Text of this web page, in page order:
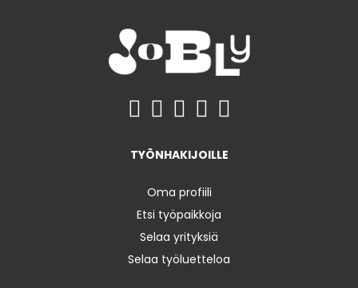
TYÖNHAKIJOILLE
Oma profiili
Etsi työpaikkoja
Selaa yrityksiä
Selaa työluetteloa